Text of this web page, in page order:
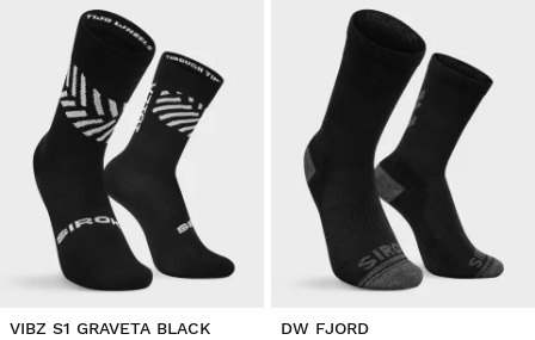
VIBZ S1 GRAVETA BLACK DW FJORD